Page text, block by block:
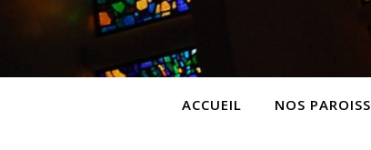
ACCUEIL NOS